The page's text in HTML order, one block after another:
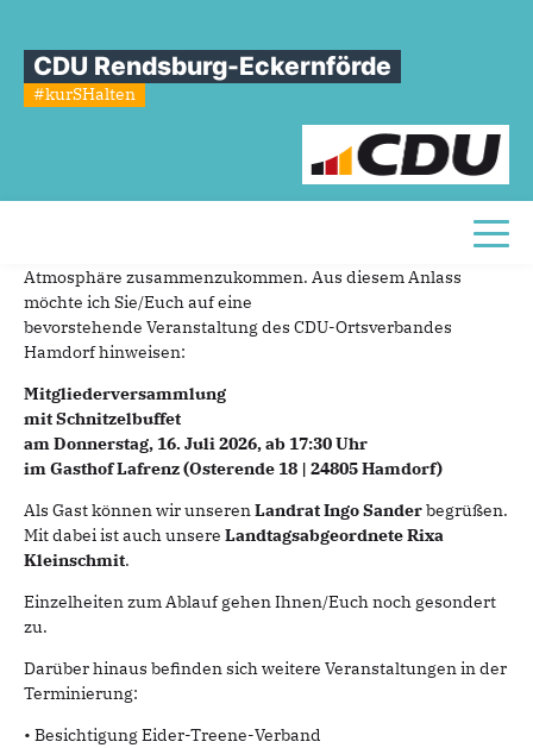
CDU Rendsburg-Eckernförde
#kurSHalten
Sie sind hier
Mitgliederversammlungmit
Schnitzelbuffet
Liebe Parteifreundinnen und -freunde,
Atmosphäre zusammenzukommen. Aus diesem Anlass
möchte ich Sie/Euch auf eine
bevorstehende Veranstaltung des CDU-Ortsverbandes
Hamdorf hinweisen:
Mitgliederversammlung
mit Schnitzelbuffet
am Donnerstag, 16. Juli 2026, ab 17:30 Uhr
im Gasthof Lafrenz (Osterende 18 | 24805 Hamdorf)
Als Gast können wir unserenLandrat Ingo Sanderbegrüßen.
Mit dabei ist auch unsere Landtagsabgeordnete Rixa
Kleinschmit.
Einzelheiten zum Ablauf gehen Ihnen/Euch noch gesondert
zu.
Darüber hinaus befinden sich weitere Veranstaltungen in der
Terminierung:
• Besichtigung Eider-Treene-Verband